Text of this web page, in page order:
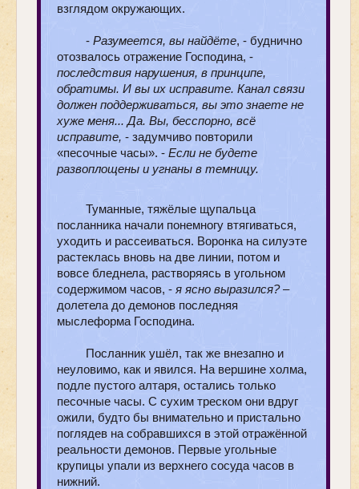
взглядом окружающих.
-Разумеется, вы найдёте, - буднично
отозвалось отражение Господина, -
последствия нарушения, в принципе,
обратимы. И вы их исправите. Канал связи
должен поддерживаться, вы это знаете не
хуже меня... Да. Вы, бесспорно, всё
исправите, - задумчиво повторили
«песочные часы». - Если не будете
развоплощены и угнаны в темницу.
Туманные, тяжёлые щупальца
посланника начали понемногу втягиваться,
уходить и рассеиваться. Воронка на силуэте
растеклась вновь на две линии, потом и
вовсе бледнела, растворяясь в угольном
содержимом часов, - я ясно выразился?–
долетела до демонов последняя
мыслеформа Господина.
Посланник ушёл, так же внезапно и
неуловимо, как и явился. На вершине холма,
подле пустого алтаря, остались только
песочные часы. С сухим треском они вдруг
ожили, будто бы внимательно и пристально
поглядев на собравшихся в этой отражённой
реальности демонов. Первые угольные
крупицы упали из верхнего сосуда часов в
нижний.